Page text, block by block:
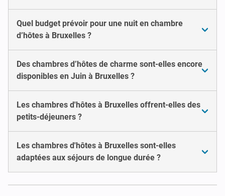
Quel budget prévoir pour une nuit en chambre
d’hôtes à Bruxelles ?
Des chambres d’hôtes de charme sont-elles encore
disponibles en Juin à Bruxelles ?
Les chambres d'hôtes à Bruxelles offrent-elles des
petits-déjeuners ?
Les chambres d'hôtes à Bruxelles sont-elles
adaptées aux séjours de longue durée ?